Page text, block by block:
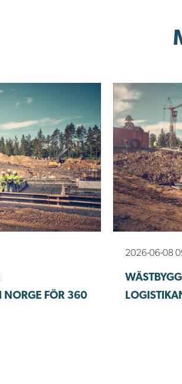
NORGE FÖR 360
2026-06-08